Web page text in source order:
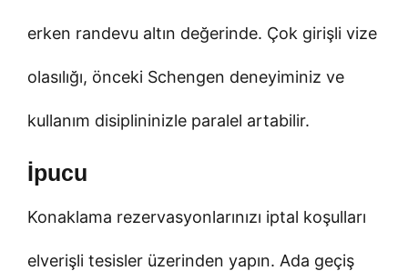
erken randevu altın değerinde. Çok girişli vize
olasılığı, önceki Schengen deneyiminiz ve
kullanım disiplininizle paralel artabilir.
İpucu
Konaklama rezervasyonlarınızı iptal koşulları
elverişli tesisler üzerinden yapın. Ada geçiş